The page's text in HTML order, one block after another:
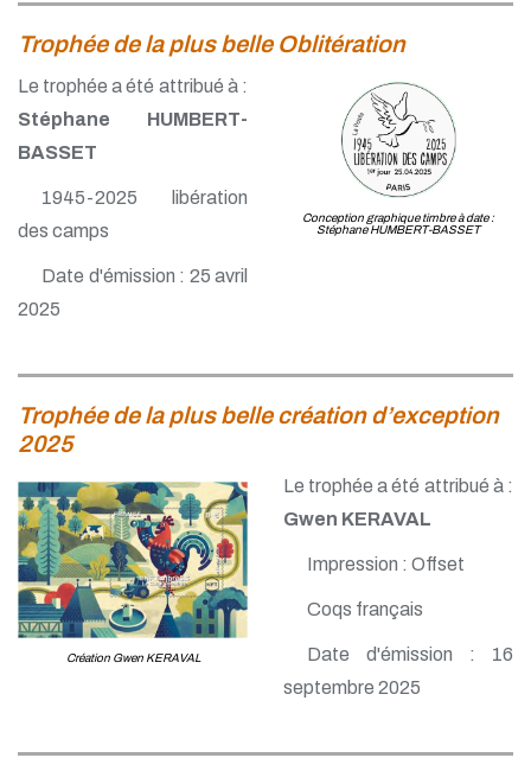
Trophée de la plus belle Oblitération
Le trophée a été attribué à :
Stéphane HUMBERT-
BASSET
1945-2025 libération
des camps
Date d'émission : 25 avril
2025
Conception graphique timbre à date :
Stéphane HUMBERT-BASSET
Trophée de la plus belle création d’exception
2025
Création Gwen KERAVAL
Le trophée a été attribué à :
Gwen KERAVAL
Impression : Offset
Coqs français
Date d'émission : 16
septembre 2025